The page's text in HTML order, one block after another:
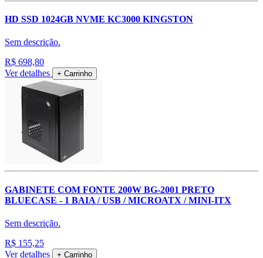
HD SSD 1024GB NVME KC3000 KINGSTON
Sem descrição.
R$ 698,80
Ver detalhes
+ Carrinho
GABINETE COM FONTE 200W BG-2001 PRETO
BLUECASE - 1 BAIA / USB / MICROATX / MINI-ITX
Sem descrição.
R$ 155,25
Ver detalhes
+ Carrinho